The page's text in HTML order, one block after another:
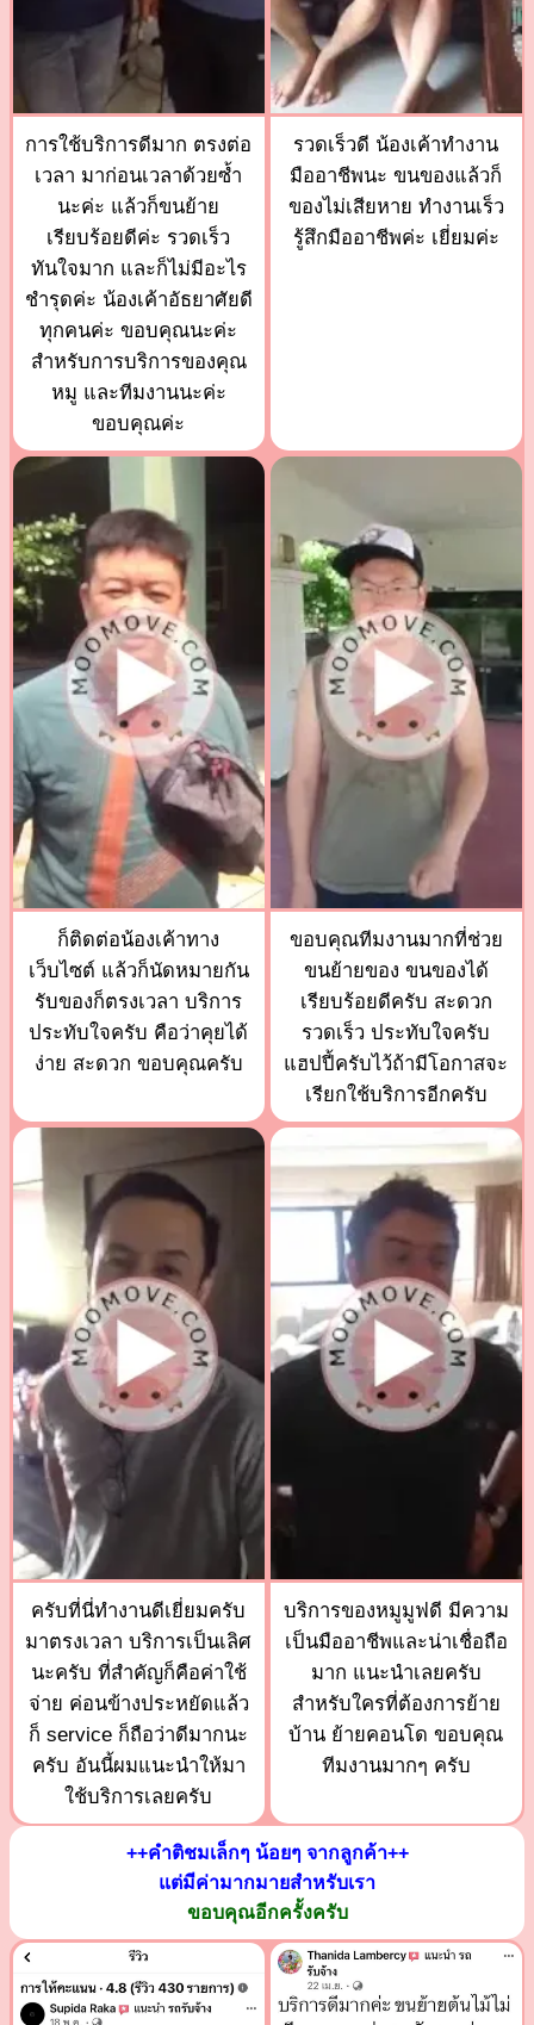
การใช้บริการดีมาก ตรงต่อ
เวลา มาก่อนเวลาด้วยซ้ำ
นะค่ะ แล้วก็ขนย้าย
เรียบร้อยดีค่ะ รวดเร็ว
ทันใจมาก และก็ไม่มีอะไร
ชำรุดค่ะ น้องเค้าอัธยาศัยดี
ทุกคนค่ะ ขอบคุณนะค่ะ
สำหรับการบริการของคุณ
หมู และทีมงานนะค่ะ
ขอบคุณค่ะ
รวดเร็วดี น้องเค้าทำงาน
มืออาชีพนะ ขนของแล้วก็
ของไม่เสียหาย ทำงานเร็ว
รู้สึกมืออาชีพค่ะ เยี่ยมค่ะ
ก็ติดต่อน้องเค้าทาง
เว็บไซต์ แล้วก็นัดหมายกัน
รับของก็ตรงเวลา บริการ
ประทับใจครับ คือว่าคุยได้
ง่าย สะดวก ขอบคุณครับ
ขอบคุณทีมงานมากที่ช่วย
ขนย้ายของ ขนของได้
เรียบร้อยดีครับ สะดวก
รวดเร็ว ประทับใจครับ
แฮปปี้ครับไว้ถ้ามีโอกาสจะ
เรียกใช้บริการอีกครับ
ครับที่นี่ทำงานดีเยี่ยมครับ
มาตรงเวลา บริการเป็นเลิศ
นะครับ ที่สำคัญก็คือค่าใช้
จ่าย ค่อนข้างประหยัดแล้ว
ก็ service ก็ถือว่าดีมากนะ
ครับ อันนี้ผมแนะนำให้มา
ใช้บริการเลยครับ
บริการของหมูมูฟดี มีความ
เป็นมืออาชีพและน่าเชื่อถือ
มาก แนะนำเลยครับ
สำหรับใครที่ต้องการย้าย
บ้าน ย้ายคอนโด ขอบคุณ
ทีมงานมากๆ ครับ
++คำติชมเล็กๆ น้อยๆ จากลูกค้า++
แต่มีค่ามากมายสำหรับเรา
ขอบคุณอีกครั้งครับ